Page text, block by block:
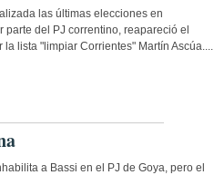
las últimas elecciones en
del PJ correntino, reapareció el
lista "limpiar Corrientes" Martín Ascúa....
a Bassi en el PJ de Goya, pero el